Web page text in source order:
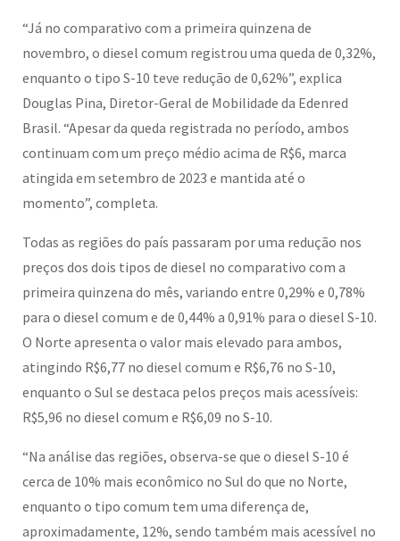
“Já no comparativo com a primeira quinzena de
novembro, o diesel comum registrou uma queda de 0,32%,
enquanto o tipo S-10 teve redução de 0,62%”, explica
Douglas Pina, Diretor-Geral de Mobilidade da Edenred
Brasil. “Apesar da queda registrada no período, ambos
continuam com um preço médio acima de R$6, marca
atingida em setembro de 2023 e mantida até o
momento”, completa.
Todas as regiões do país passaram por uma redução nos
preços dos dois tipos de diesel no comparativo com a
primeira quinzena do mês, variando entre 0,29% e 0,78%
para o diesel comum e de 0,44% a 0,91% para o diesel S-10.
O Norte apresenta o valor mais elevado para ambos,
atingindo R$6,77 no diesel comum e R$6,76 no S-10,
enquanto o Sul se destaca pelos preços mais acessíveis:
R$5,96 no diesel comum e R$6,09 no S-10.
“Na análise das regiões, observa-se que o diesel S-10 é
cerca de 10% mais econômico no Sul do que no Norte,
enquanto o tipo comum tem uma diferença de,
aproximadamente, 12%, sendo também mais acessível no